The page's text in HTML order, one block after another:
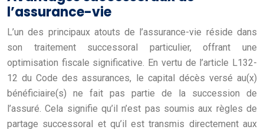
l’assurance-vie
L’un des principaux atouts de l’assurance-vie réside dans
son traitement successoral particulier, offrant une
optimisation fiscale significative. En vertu de l’article L132-
12 du Code des assurances, le capital décès versé au(x)
bénéficiaire(s) ne fait pas partie de la succession de
l’assuré. Cela signifie qu’il n’est pas soumis aux règles de
partage successoral et qu’il est transmis directement aux